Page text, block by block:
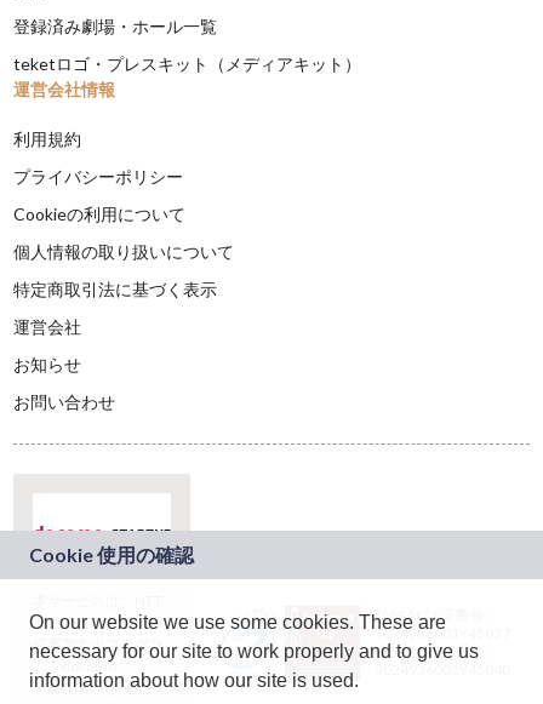
On our website we use some cookies. These are
necessary for our site to work properly and to give us
information about how our site is used.
登録済み劇場・ホール一覧
teketロゴ・プレスキット（メディアキット）
運営会社情報
利用規約
プライバシーポリシー
Cookieの利用について
個人情報の取り扱いについて
特定商取引法に基づく表示
運営会社
お知らせ
お問い合わせ
ドコモグループの新
規事業創出プログラ
ム「docomo
STARTUP」を通じて
JASRAC許諾番号：
9024936001Y45037
JASRAC許諾番号：